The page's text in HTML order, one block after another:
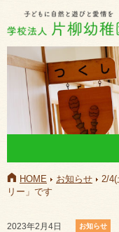
HOME お知らせ
2/
リー」です
2023年2月4日 お知らせ